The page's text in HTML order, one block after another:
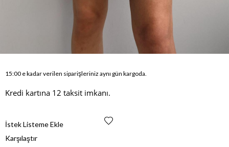
15:00 e kadar verilen siparişleriniz aynı gün kargoda.
Kredi kartına 12 taksit imkanı.
İstek Listeme Ekle
Karşılaştır